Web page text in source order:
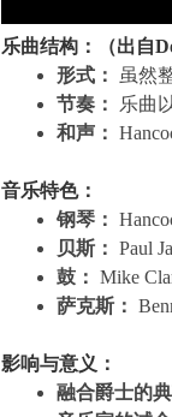
乐曲结构：（出自
形式：
虽然
节奏：
乐曲
和声：
音乐特色：
钢琴：
贝斯： Paul
鼓： Mike
萨克斯：
影响与意义：
融合爵士的典